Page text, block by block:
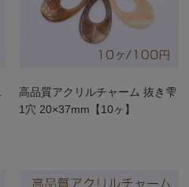
高品質アクリルチャーム 抜き雫
1穴 20×37mm【10ヶ】